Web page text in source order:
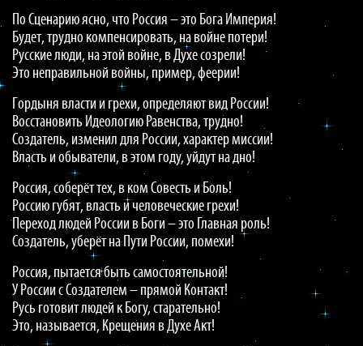
По Сценарию ясно, что Россия – это Бога Империя!
Будет, трудно компенсировать, на войне потери!
Русские люди, на этой войне, в Духе созрели!
Это неправильной войны, пример, феерии!
Гордыня власти и грехи, определяют вид России!
Восстановить Идеологию Равенства, трудно!
Создатель, изменил для России, характер миссии!
Власть и обыватели, в этом году, уйдут на дно!
Россия, соберёт тех, в ком Совесть и Боль!
Россию губят, власть и человеческие грехи!
Переход людей России в Боги – это Главная роль!
Создатель, уберёт на Пути России, помехи!
Россия, пытается быть самостоятельной!
У России с Создателем – прямой Контакт!
Русь готовит людей к Богу, старательно!
Это, называется, Крещения в Духе Акт!